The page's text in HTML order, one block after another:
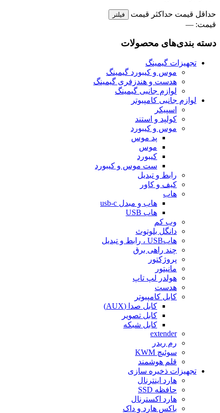
حداقل قیمت حداكثر قيمت فیلتر
قيمت: —
دسته بندی‌های محصولات
تجهیزات گیمینگ
موس و کیبورد گیمینگ
هدست و هندزفری گیمینگ
لوازم جانبی گیمینگ
لوازم جانبی کامپیوتر
اسپیکر
کولپد و استند
موس و کیبورد
پد موس
موس
کیبورد
ست موس و کیبورد
رابط و تبدیل
کیف و کاور
هاب
هاب و مبدل usb-c
هاب USB
وب کم
دانگل بلوتوث
هابUSB ، رابط و تبدیل
چند راهی برق
پروژکتور
مانیتور
هولدر لپ تاپ
هدست
کابل کامپیوتر
کابل صدا (AUX)
کابل تصویر
کابل شبکه
extender
رم ریدر
سوئیچ KWM
قلم هوشمند
تجهیزات ذخیره سازی
هارد اینترنال
حافظه SSD
هارد اکسترنال
باکس هارد و داک